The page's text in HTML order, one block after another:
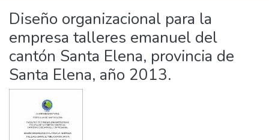
Diseño organizacional para la
empresa talleres emanuel del
cantón Santa Elena, provincia de
Santa Elena, año 2013.